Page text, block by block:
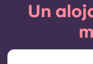
Un